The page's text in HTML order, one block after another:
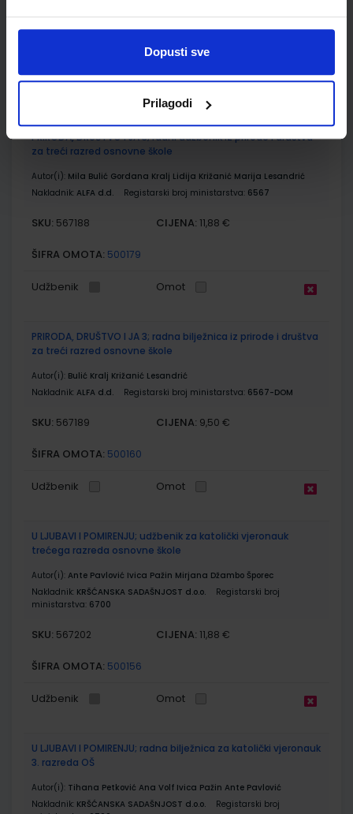
Dopusti sve
Prilagodi
Udžbenik Omot
PRIRODA, DRUŠTVO I JA 3; radni udžbenik iz prirode i društva
za treći razred osnovne škole
Autor(i): Mila Bulić Gordana Kralj Lidija Križanić Marija Lesandrić
Nakladnik: ALFA d.d. Registarski broj ministarstva: 6567
SKU: 567188 CIJENA: 11,88 €
ŠIFRA OMOTA: 500179
Udžbenik Omot
PRIRODA, DRUŠTVO I JA 3; radna bilježnica iz prirode i društva
za treći razred osnovne škole
Autor(i): Bulić Kralj Križanić Lesandrić
Nakladnik: ALFA d.d. Registarski broj ministarstva: 6567-DOM
SKU: 567189 CIJENA: 9,50 €
ŠIFRA OMOTA: 500160
Udžbenik Omot
U LJUBAVI I POMIRENJU; udžbenik za katolički vjeronauk
trećega razreda osnovne škole
Autor(i): Ante Pavlović Ivica Pažin Mirjana Džambo Šporec
Nakladnik: KRŠĆANSKA SADAŠNJOST d.o.o.
Registarski broj
ministarstva: 6700
SKU: 567202 CIJENA: 11,88 €
ŠIFRA OMOTA: 500156
Udžbenik Omot
U LJUBAVI I POMIRENJU; radna bilježnica za katolički vjeronauk
3. razreda OŠ
Autor(i): Tihana Petković Ana Volf Ivica Pažin Ante Pavlović
Nakladnik: KRŠĆANSKA SADAŠNJOST d.o.o.
Registarski broj